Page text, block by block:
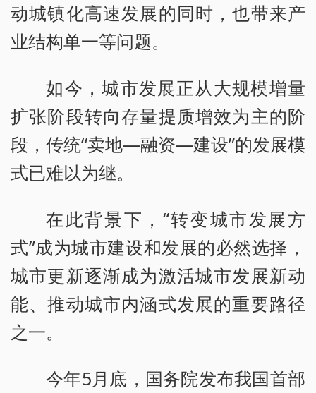
动城镇化高速发展的同时，也带来产
业结构单一等问题。
如今，城市发展正从大规模增量
扩张阶段转向存量提质增效为主的阶
段，传统“卖地—融资—建设”的发展模
式已难以为继。
在此背景下，“转变城市发展方
式”成为城市建设和发展的必然选择，
城市更新逐渐成为激活城市发展新动
能、推动城市内涵式发展的重要路径
之一。
今年5月底，国务院发布我国首部